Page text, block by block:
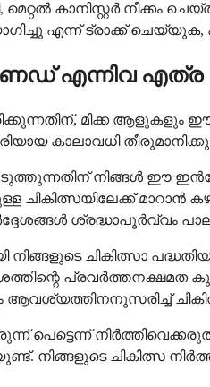
കാനിസ്റ്റർ നീക്കം
എന്ന് ട്രാക്ക് ചെയ്യുക,
എത്ര
മിക്ക
കാലാവധി
നിങ്ങൾ ഈ
ചികിത്സയിലേക്ക്
ശ്രദ്ധാപൂർവ്വം
നിങ്ങളുടെ ചികിത്സാ
പ്രവർത്തനക്ഷമത
ആവശ്യത്തിനനുസരിച്ച്
പെട്ടെന്ന്
നിങ്ങളുടെ ചികിത്സ